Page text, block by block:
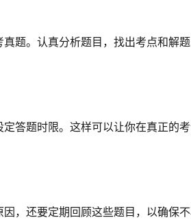
题。认真分析题目，找出考点和解
答题时限。这样可以让你在真正的
，还要定期回顾这些题目，以确保不